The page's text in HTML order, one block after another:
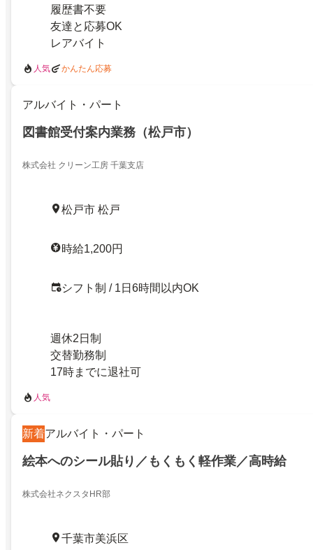
履歴書不要
友達と応募OK
レアバイト
人気 かんたん応募
アルバイト・パート
図書館受付案内業務（松戸市）
株式会社 クリーン工房 千葉支店
松戸市 松戸
時給1,200円
シフト制 / 1日6時間以内OK
週休2日制
交替勤務制
17時までに退社可
人気
新着アルバイト・パート
絵本へのシール貼り／もくもく軽作業／高時給
株式会社ネクスタHR部
千葉市美浜区